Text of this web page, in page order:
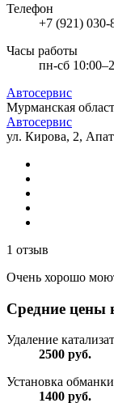
Телефон
+7 (921) 030-
Часы работы
пн-сб
Автосервис
Мурманская
Автосервис
ул. Кирова, 2,
1 отзыв
Очень хорошо
Средние цены
Удаление
2500 руб.
Установка обманки
1400 руб.